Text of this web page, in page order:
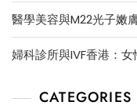
醫學美容與M22光子嫩
婦科診所與IVF香港：
CATEGORIES